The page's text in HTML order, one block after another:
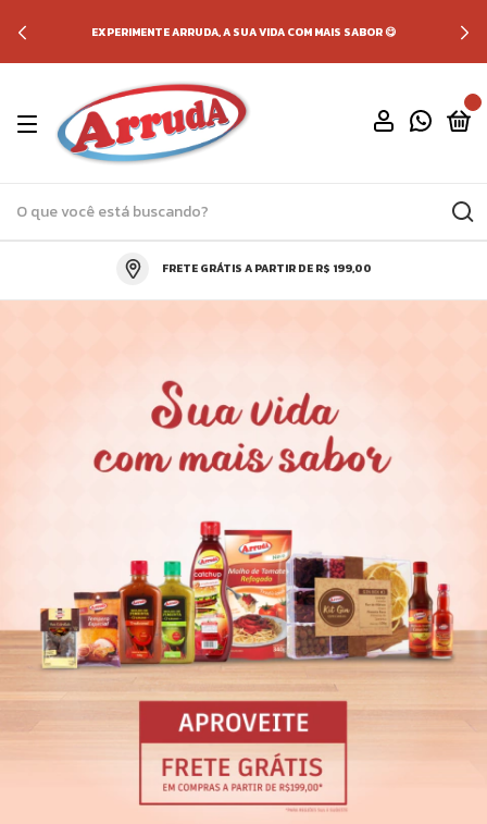
EXPERIMENTE ARRUDA, A SUA VIDA COM MAIS SABOR 😋
FRETE GRÁTIS A PARTIR DE R$ 199,00